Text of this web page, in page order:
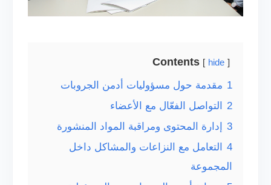
Contents hide
1 مقدمة حول مسؤوليات أدمن الجروبات
2
التواصل الفعّال مع الأعضاء
3
إدارة المحتوى ومراقبة المواد المنشورة
4
التعامل مع النزاعات والمشاكل داخل
المجموعة